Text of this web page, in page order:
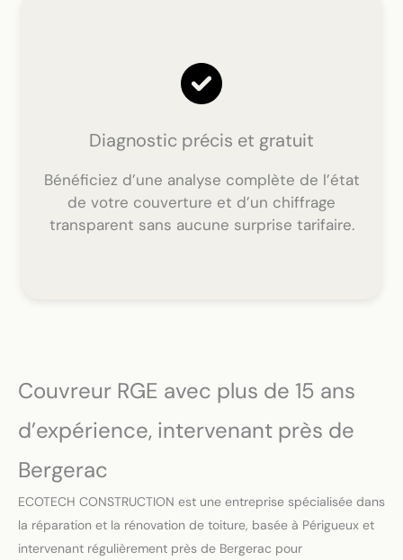
Diagnostic précis et gratuit
Bénéficiez d’une analyse complète de l’état
de votre couverture et d’un chiffrage
transparent sans aucune surprise tarifaire.
Couvreur RGE avec plus de 15 ans
d’expérience, intervenant près de
Bergerac
ECOTECH CONSTRUCTION est une entreprise spécialisée dans
la réparation et la rénovation de toiture, basée à Périgueux et
intervenant régulièrement près de Bergerac pour